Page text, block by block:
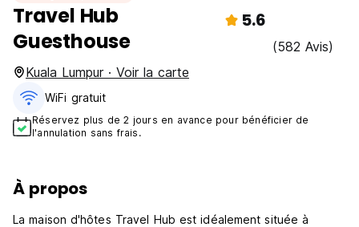
Travel Hub
Guesthouse
5.6
(582 Avis)
Kuala Lumpur · Voir la carte
WiFi gratuit
Réservez plus de 2 jours en avance pour bénéficier de
l'annulation sans frais.
À propos
La maison d'hôtes Travel Hub est idéalement située à